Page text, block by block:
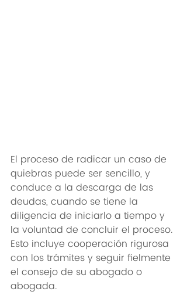
El proceso de radicar un caso de
quiebras puede ser sencillo, y
conduce a la descarga de las
deudas, cuando se tiene la
diligencia de iniciarlo a tiempo y
la voluntad de concluir el proceso.
Esto incluye cooperación rigurosa
con los trámites y seguir fielmente
el consejo de su abogado o
abogada.